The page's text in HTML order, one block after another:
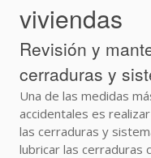
viviendas
Revisión y
cerraduras y
Una de las medidas
accidentales es
las cerraduras y
lubricar las cerraduras